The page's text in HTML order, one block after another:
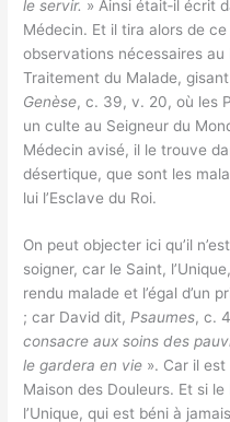
le servir. » Ainsi était‑il écrit
Médecin. Et il tira alors de
observations nécessaires
Traitement du Malade,
Genèse, c. 39, v. 20, où les
un culte au Seigneur du
Médecin avisé, il le trouve
désertique, que sont les
lui l’Esclave du Roi.
On peut objecter ici qu’il
soigner, car le Saint,
rendu malade et l’égal d’un
; car David dit,Psaumes, c.
consacre aux soins des
le gardera en vie ». Car il
Maison des Douleurs. Et si
l’Unique, qui est béni à